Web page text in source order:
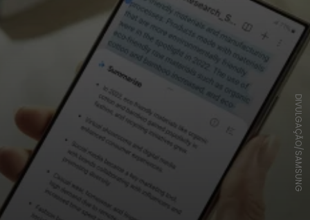
DIVULGAÇÃO/SAMSUNG